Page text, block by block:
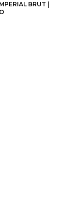
BRUT |